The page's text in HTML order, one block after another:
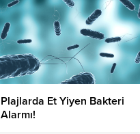
Plajlarda Et Yiyen Bakteri
Alarmı!